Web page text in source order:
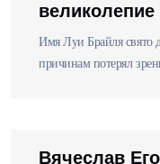
Имя Луи Брайля свято
причинам потерял
Вячеслав